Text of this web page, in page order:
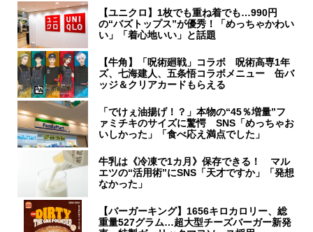
【ユニクロ】1枚でも重ね着でも…990円
の“バズトップス”が優秀！「めっちゃかわい
い」「着心地いい」と話題
【牛角】「呪術廻戦」コラボ 呪術高専1年
ズ、七海建人、五条悟コラボメニュー 缶バ
ッジ＆クリアカードもらえる
「でけぇ油揚げ！？」本物の“45％増量”フ
ァミチキのサイズに驚愕 SNS「めっちゃお
いしかった」「食べ応え満点でした」
牛乳は《冷凍で1カ月》保存できる！ マル
エツの“活用術”にSNS「天才ですか」「発想
なかった」
【バーガーキング】1656キロカロリー、総
重量527グラム…超大型チーズバーガー新発